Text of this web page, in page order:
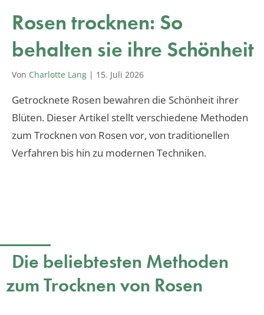
Rosen trocknen: So
behalten sie ihre Schönheit
Von Charlotte Lang | 15. Juli 2026
Getrocknete Rosen bewahren die Schönheit ihrer
Blüten. Dieser Artikel stellt verschiedene Methoden
zum Trocknen von Rosen vor, von traditionellen
Verfahren bis hin zu modernen Techniken.
Die beliebtesten Methoden
zum Trocknen von Rosen